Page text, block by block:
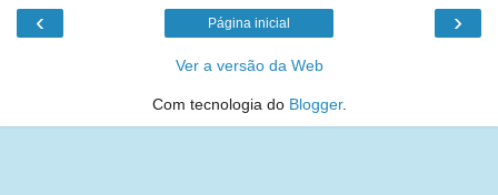
‹ ›
Página inicial
Ver a versão da Web
Com tecnologia do Blogger.